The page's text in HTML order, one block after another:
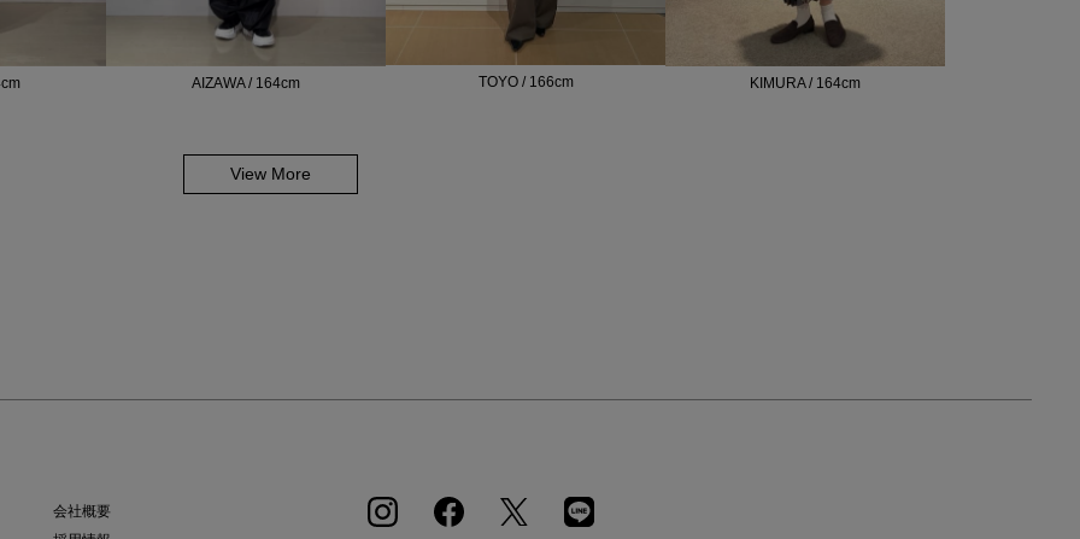
AIZAWA / 164cm TOYO / 166cm KIMURA / 164cm
View More
会社概要